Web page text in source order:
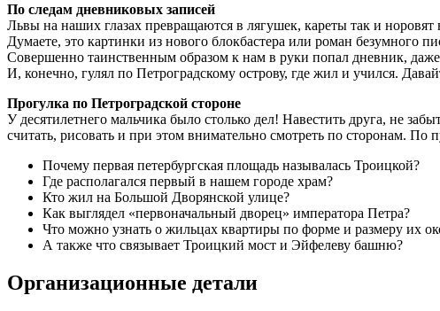
По следам дневниковых записей
Львы на наших глазах превращаются в лягушек, кареты так и
Думаете, это картинки из нового блокбастера или роман безумного
Совершенно таинственным образом к нам в руки попал дневник,
И, конечно, гулял по Петроградскому острову, где жил и учился.
Прогулка по Петроградской стороне
У десятилетнего мальчика было столько дел! Навестить друга, не
считать, рисовать и при этом внимательно смотреть по сторонам. По
Почему первая петербургская площадь называлась Троицкой?
Где располагался первый в нашем городе храм?
Кто жил на Большой Дворянской улице?
Как выглядел «первоначальный дворец» императора Петра?
Что можно узнать о жильцах квартиры по форме и размеру их
А также что связывает Троицкий мост и Эйфелеву башню?
Организационные детали